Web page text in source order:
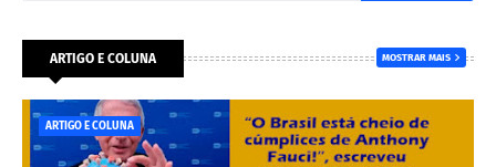
ARTIGO E COLUNA MOSTRAR MAIS
ARTIGO E COLUNA